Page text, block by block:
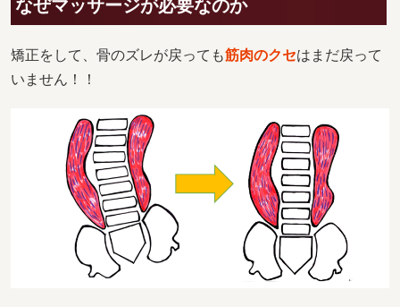
なぜマッサージが必要なのか
矯正をして、骨のズレが戻っても筋肉のクセはまだ戻って
いません！！